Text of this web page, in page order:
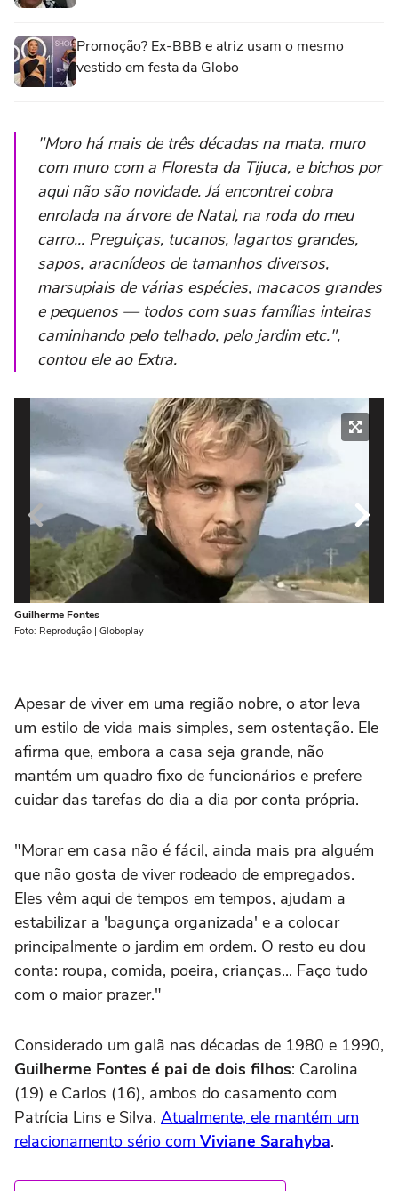
Promoção? Ex-BBB e atriz usam o mesmo
vestido em festa da Globo
"Moro há mais de três décadas na mata, muro
com muro com a Floresta da Tijuca, e bichos por
aqui não são novidade. Já encontrei cobra
enrolada na árvore de Natal, na roda do meu
carro... Preguiças, tucanos, lagartos grandes,
sapos, aracnídeos de tamanhos diversos,
marsupiais de várias espécies, macacos grandes
e pequenos — todos com suas famílias inteiras
caminhando pelo telhado, pelo jardim etc.",
contou ele ao Extra.
Guilherme Fontes
Foto: Reprodução | Globoplay
Apesar de viver em uma região nobre, o ator leva
um estilo de vida mais simples, sem ostentação. Ele
afirma que, embora a casa seja grande, não
mantém um quadro fixo de funcionários e prefere
cuidar das tarefas do dia a dia por conta própria.
"Morar em casa não é fácil, ainda mais pra alguém
que não gosta de viver rodeado de empregados.
Eles vêm aqui de tempos em tempos, ajudam a
estabilizar a 'bagunça organizada' e a colocar
principalmente o jardim em ordem. O resto eu dou
conta: roupa, comida, poeira, crianças... Faço tudo
com o maior prazer."
Considerado um galã nas décadas de 1980 e 1990,
Guilherme Fontes é pai de dois filhos: Carolina
(19) e Carlos (16), ambos do casamento com
Patrícia Lins e Silva. Atualmente, ele mantém um
relacionamento sério com Viviane Sarahyba.